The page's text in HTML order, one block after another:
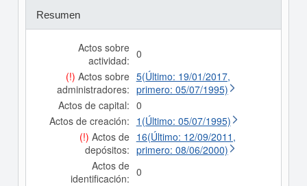
Resumen
Actos sobre
actividad: 0
(!) Actos sobre
administradores:
5(Último: 19/01/2017,
primero: 05/07/1995)
Actos de capital: 0
Actos de creación: 1(Último: 05/07/1995)
(!) Actos de
depósitos:
16(Último: 12/09/2011,
primero: 08/06/2000)
Actos de
identificación: 0